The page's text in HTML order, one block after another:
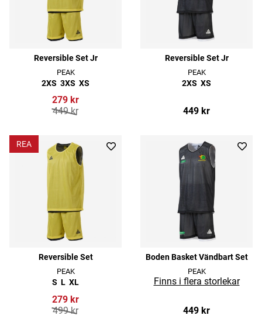
Reversible Set Jr
PEAK
2XS 3XS XS
279 kr
449 kr
Reversible Set Jr
PEAK
2XS XS
449 kr
REA
Reversible Set
PEAK
S L XL
279 kr
499 kr
Boden Basket Vändbart Set
PEAK
449 kr